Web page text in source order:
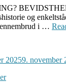
og
i …
20259. november